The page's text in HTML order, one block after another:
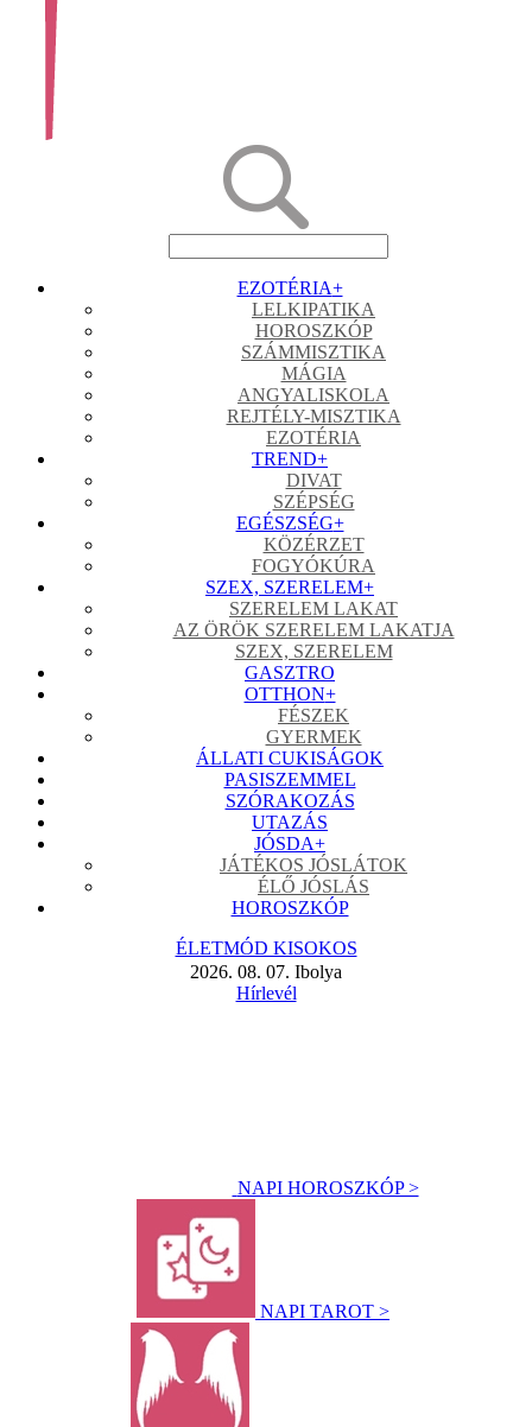
EZOTÉRIA+
LELKIPATIKA
HOROSZKÓP
SZÁMMISZTIKA
MÁGIA
ANGYALISKOLA
REJTÉLY-MISZTIKA
EZOTÉRIA
TREND+
DIVAT
SZÉPSÉG
EGÉSZSÉG+
KÖZÉRZET
FOGYÓKÚRA
SZEX, SZERELEM+
SZERELEM LAKAT
AZ ÖRÖK SZERELEM LAKATJA
SZEX, SZERELEM
GASZTRO
OTTHON+
FÉSZEK
GYERMEK
ÁLLATI CUKISÁGOK
PASISZEMMEL
SZÓRAKOZÁS
UTAZÁS
JÓSDA+
JÁTÉKOS JÓSLÁTOK
ÉLŐ JÓSLÁS
HOROSZKÓP
ÉLETMÓD KISOKOS
2026. 08. 07. Ibolya
Hírlevél
NAPI HOROSZKÓP >
NAPI TAROT >